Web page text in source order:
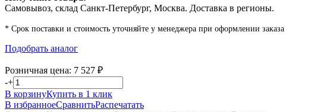
Самовывоз, склад Санкт-Петербург, Москва. Доставка в регионы.
* Срок поставки и стоимость уточняйте у менеджера при оформлении заказа
Подобрать аналог
Розничная цена: 7 527 ₽
-+
В корзинуКупить в 1 клик
В избранноеСравнитьРаспечатать